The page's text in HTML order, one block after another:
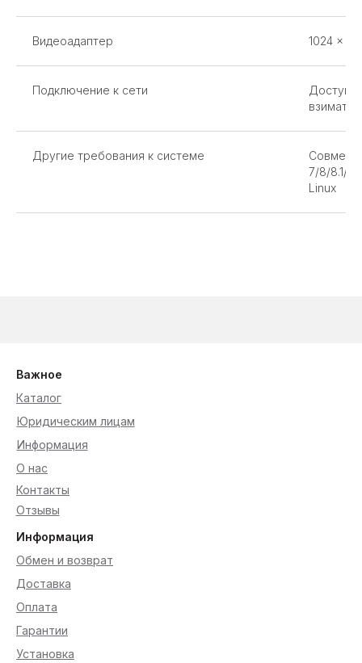
Видеоадаптер 1024 x
Подключение к сети
Доступ
Другие требования к системе
7/8/8.1/
Linux
Информация
Обмен и возврат
Доставка
Оплата
Гарантии
Установка
Важное
Каталог
Юридическим лицам
Информация
О нас
Контакты
Отзывы